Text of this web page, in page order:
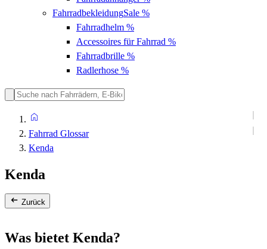
FahrradbekleidungSale %
Fahrradhelm %
Accessoires für Fahrrad %
Fahrradbrille %
Radlerhose %
Fahrrad Glossar
Kenda
Kenda
Zurück
Was bietet Kenda?